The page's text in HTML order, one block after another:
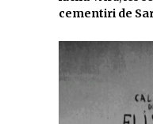
cementiri de